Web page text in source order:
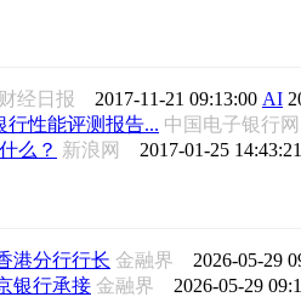
经日报 2017-11-21 09:13:00 AI
行性能评测报告... 中国电子银行
么？ 新浪网 2017-01-25 14:43:21
港分行行长 金融界 2026-05-29
银行承接 金融界 2026-05-29